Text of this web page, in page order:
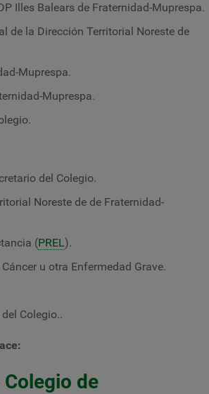
Illes Balears de Fraternidad-Muprespa.
de la Dirección Territorial Noreste de
Muprespa.
Muprespa.
del Colegio.
Noreste de de Fraternidad-
(PREL).
u otra Enfermedad Grave.
Colegio..
:
de